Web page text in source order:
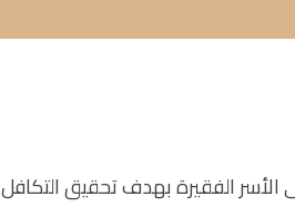
الأسر الفقيرة بهدف تحقيق التكافل